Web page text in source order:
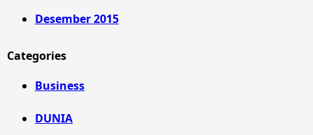
Desember 2015
Categories
Business
DUNIA